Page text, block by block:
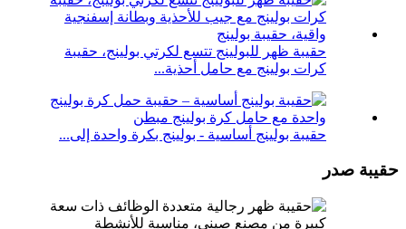
حقيبة ظهر للبولينج تتسع لكرتي بولينج، حقيبة
كرات بولينج مع حامل أحذية...
حقيبة بولينج أساسية - بولينج بكرة واحدة إلى...
حقيبة صدر